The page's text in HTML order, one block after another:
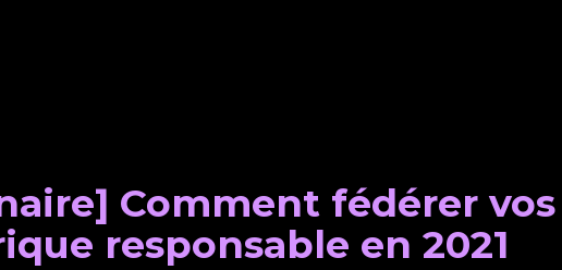
Comment fédérer
responsable en 2021